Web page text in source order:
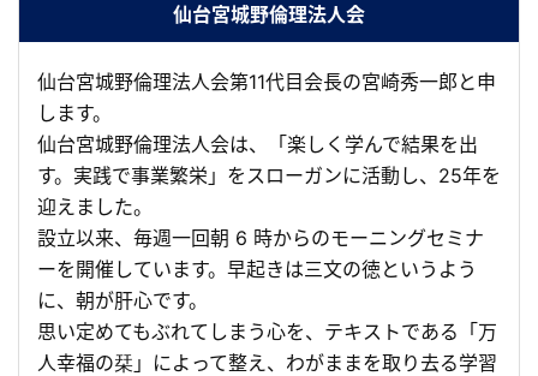
仙台宮城野倫理法人会
仙台宮城野倫理法人会第11代目会長の宮崎秀一郎と申
します。
仙台宮城野倫理法人会は、「楽しく学んで結果を出
す。実践で事業繁栄」をスローガンに活動し、25年を
迎えました。
設立以来、毎週一回朝 6 時からのモーニングセミナ
ーを開催しています。早起きは三文の徳というよう
に、朝が肝心です。
思い定めてもぶれてしまう心を、テキストである「万
人幸福の栞」によって整え、わがままを取り去る学習